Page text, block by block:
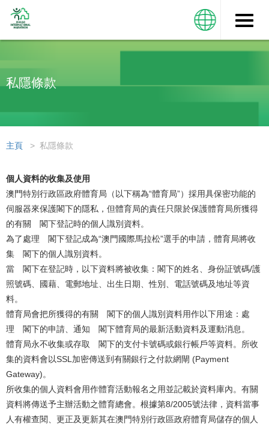
Toggle
私隱條款
主頁 > 私隱條款
個人資料的收集及使用
澳門特別行政區政府體育局（以下稱為“體育局”）採用具保密功能的
伺服器來保護閣下的隱私，但體育局的責任只限於保護體育局所獲得
的有關 閣下登記時的個人識別資料。
為了處理 閣下登記成為“澳門國際馬拉松”選手的申請，體育局將收
集 閣下的個人識別資料。
當 閣下在登記時，以下資料將被收集：閣下的姓名、身份証號碼/護
照號碼、國藉、電郵地址、出生日期、性別、電話號碼及地址等資
料。
體育局會把所獲得的有關 閣下的個人識別資料用作以下用途：處
理 閣下的申請、通知 閣下體育局的最新活動資料及運動消息。
體育局永不收集或存取 閣下的支付卡號碼或銀行帳戶等資料。所收
集的資料會以SSL加密傳送到有關銀行之付款網閘 (Payment
Gateway)。
所收集的個人資料會用作體育活動報名之用並記載於資料庫內。有關
資料將傳送予主辦活動之體育總會。根據第8/2005號法律，資料當事
人有權查閱、更正及更新其在澳門特別行政區政府體育局儲存的個人